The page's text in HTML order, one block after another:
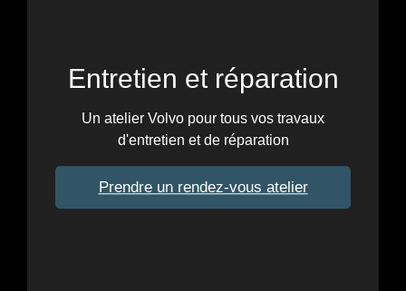
Entretien et réparation
Un atelier Volvo pour tous vos travaux
d'entretien et de réparation
Prendre un rendez-vous atelier